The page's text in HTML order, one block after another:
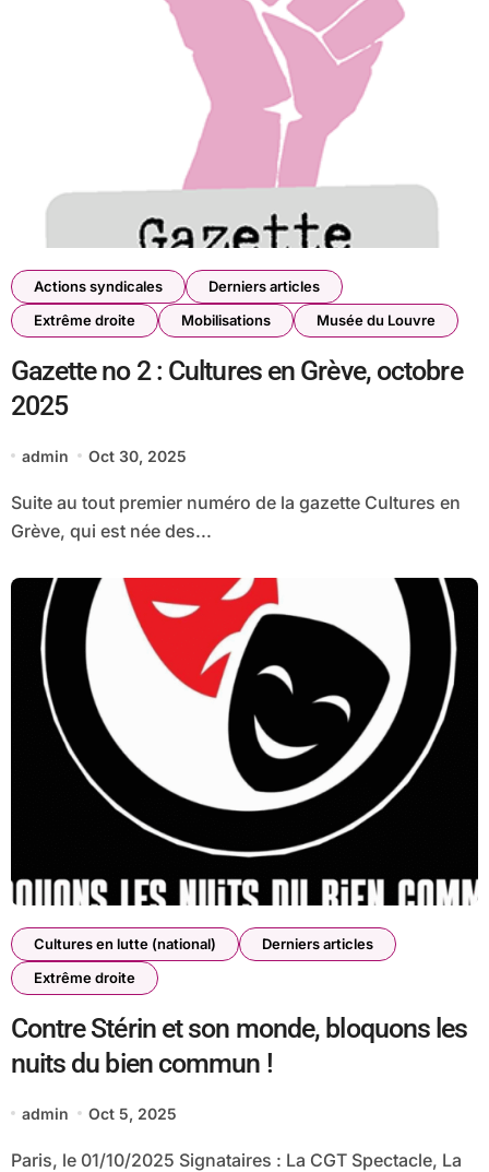
Actions syndicales
Derniers articles
Extrême droite
Mobilisations Musée du Louvre
Gazette no 2 : Cultures en Grève, octobre
2025
admin Oct 30, 2025
Suite au tout premier numéro de la gazette Cultures en
Grève, qui est née des...
Cultures en lutte (national)
Derniers articles
Extrême droite
Contre Stérin et son monde, bloquons les
nuits du bien commun !
admin Oct 5, 2025
Paris, le 01/10/2025 Signataires : La CGT Spectacle, La